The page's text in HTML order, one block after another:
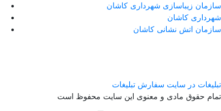
سازمان زیباسازی شهرداری کاشان
شهرداری کاشان
سازمان اتش نشانی کاشان
تبلیغات در سایت سفارش تبلیغات
تمام حقوق مادی و معنوی این سایت محفوظ است